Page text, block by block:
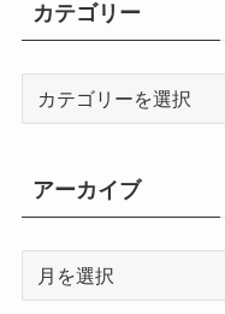
カテゴリー
リ
ー
アーカイブ